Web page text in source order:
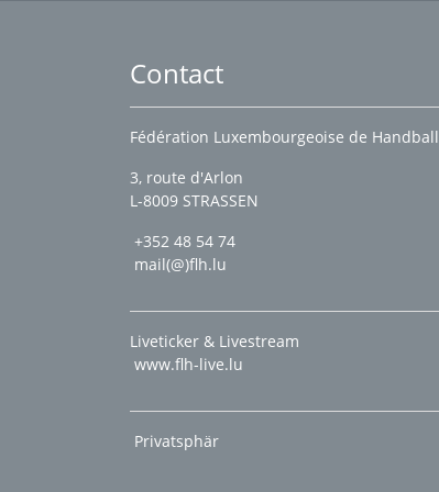
Contact
Fédération Luxembourgeoise de Handball
3, route d'Arlon
L-8009 STRASSEN
+352 48 54 74
mail(@)flh.lu
Liveticker & Livestream
www.flh-live.lu
Privatsphär